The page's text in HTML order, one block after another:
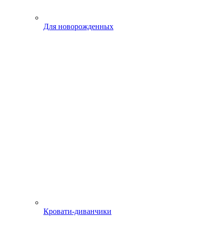
Для новорожденных
Кровати-диванчики